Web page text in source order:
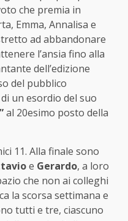
che premia in
Emma, Annalisa e
ad abbandonare
l’ansia fino alla
dell’edizione
del pubblico
un esordio del suo
al 20esimo posto della
11. Alla finale sono
e Gerardo, a loro
che non ai colleghi
la scorsa settimana e
tutti e tre, ciascuno